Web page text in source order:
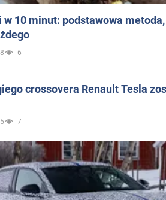
10 minut: podstawowa
6
crossovera Renault Tesla
7